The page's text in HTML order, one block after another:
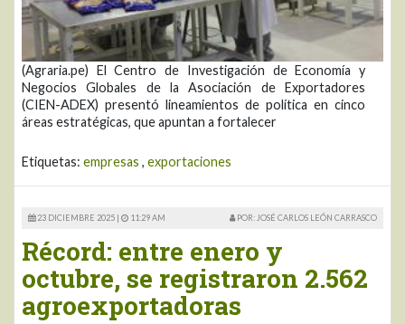
(Agraria.pe) El Centro de Investigación de Economía y
Negocios Globales de la Asociación de Exportadores
(CIEN-ADEX) presentó lineamientos de política en cinco
áreas estratégicas, que apuntan a fortalecer
Etiquetas: empresas , exportaciones
23 DICIEMBRE 2025 | 11:29 AM POR: JOSÉ CARLOS LEÓN CARRASCO
Récord: entre enero y
octubre, se registraron 2.562
agroexportadoras